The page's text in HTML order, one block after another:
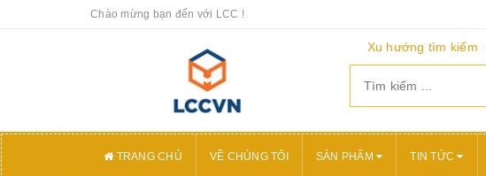
Chào mừng bạn đến với LCC !
Xu hướng tìm kiếm
TRANG CHỦ VỀ CHÚNG TÔI SẢN PHẨM TIN TỨC